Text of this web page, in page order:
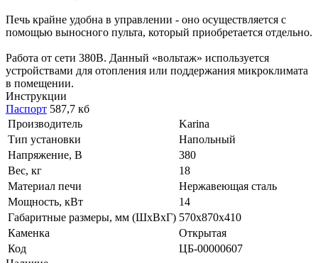
Печь крайне удобна в управлении - оно осуществляется с
помощью выносного пульта, который приобретается отдельно.
Работа от сети 380В. Данный «вольтаж» используется
устройствами для отопления или поддержания микроклимата
в помещении.
Инструкции
Паспорт 587,7 кб
Производитель
Karina
Тип установки
Напольный
Напряжение, В
380
Вес, кг
18
Материал печи
Нержавеющая сталь
Мощность, кВт
14
Габаритные размеры, мм (ШхВхГ) 570х870х410
Каменка
Открытая
Код
ЦБ-00000607